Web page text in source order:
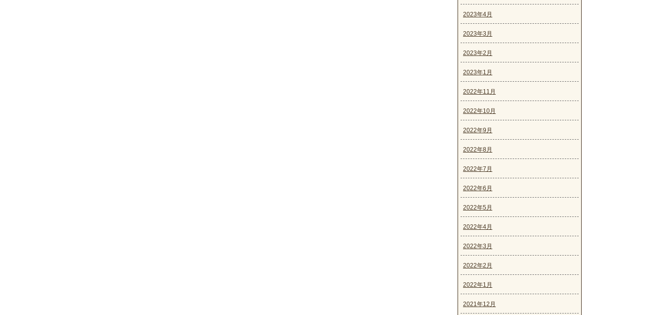
2023年4月
2023年3月
2023年2月
2023年1月
2022年11月
2022年10月
2022年9月
2022年8月
2022年7月
2022年6月
2022年5月
2022年4月
2022年3月
2022年2月
2022年1月
2021年12月